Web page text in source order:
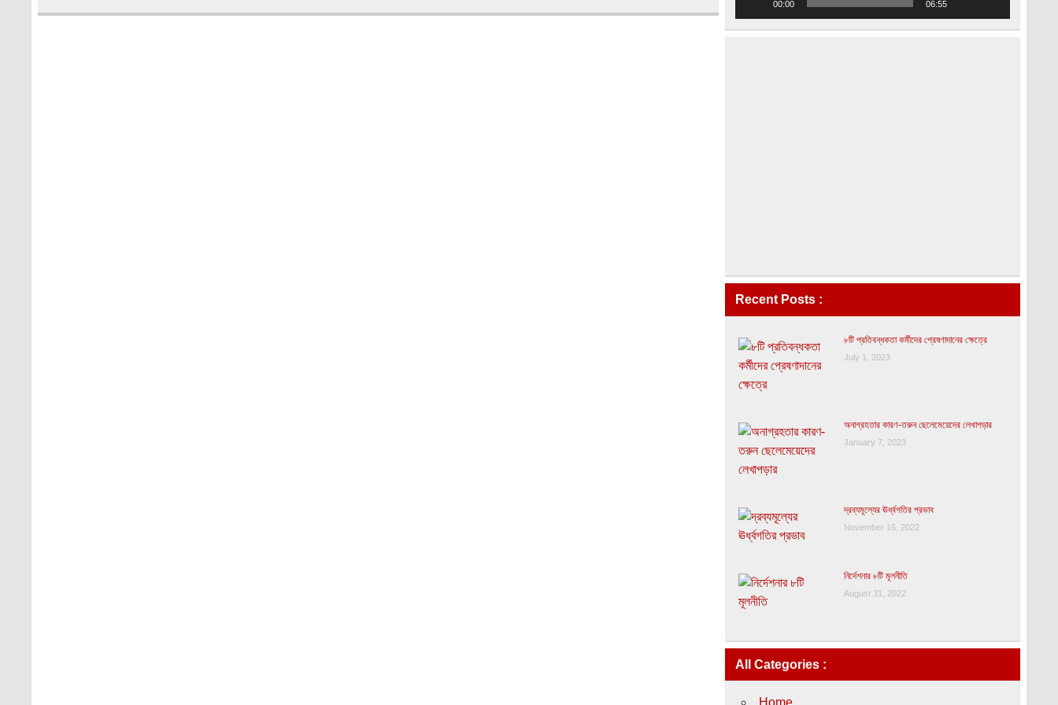
o
p
n
00:00 06:55
Recent Posts :
৮টি প্রতিবন্ধকতা কর্মীদের প্রেষণাদানের ক্ষেত্রে
July 1, 2023
অনাগ্রহতার কারণ-তরুন ছেলেমেয়েদের লেখাপড়ার
January 7, 2023
দ্রব্যমূল্যের ঊর্ধ্বগতির প্রভাব
November 15, 2022
নির্দেশনার ৮টি মূলনীতি
August 31, 2022
All Categories :